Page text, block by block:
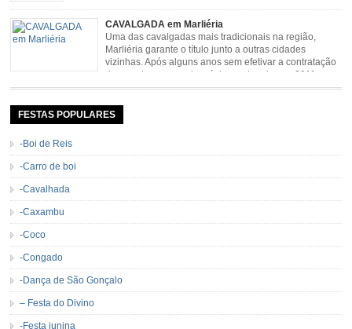
resgata cultura e saúde além de contar com apresentações musicais. Local:
Distrito de Padre Viegas, Antigo Campo de […]
CAVALGADA em Marliéria
Uma das cavalgadas mais tradicionais na região,
Marliéria garante o título junto a outras cidades
vizinhas. Após alguns anos sem efetivar a contratação
de grandes nomes da música sertaneja, em 2011 a
Cavalgada de Marliéria voltou, e não deixou dúvidas de que sua tradição
de […]
FESTAS POPULARES
-Boi de Reis
-Carro de boi
-Cavalhada
-Caxambu
-Coco
-Congado
-Dança de São Gonçalo
– Festa do Divino
-Festa junina